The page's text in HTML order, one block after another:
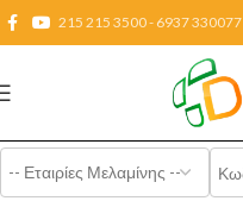
215 215 3500 - 6937 330077